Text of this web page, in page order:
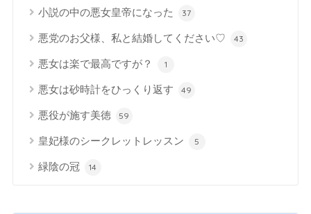
小説の中の悪女皇帝になった 37
悪党のお父様、私と結婚してください♡ 43
悪女は楽で最高ですが？ 1
悪女は砂時計をひっくり返す 49
悪役が施す美徳 59
皇妃様のシークレットレッスン 5
緑陰の冠 14